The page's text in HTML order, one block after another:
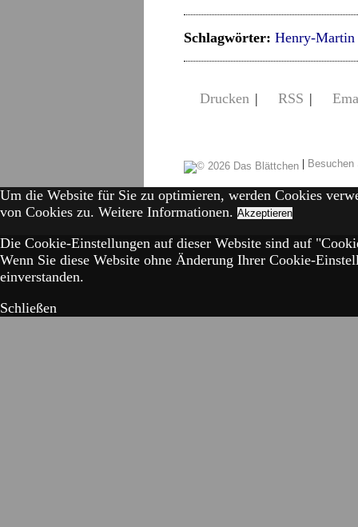
Schlagwörter: Henry-
Drucken | RSS |
|
Um die Website für Sie zu optimieren, werden Cookies
von Cookies zu. Weitere Informationen. Akzeptieren
Die Cookie-Einstellungen auf dieser Website sind auf
Wenn Sie diese Website ohne Änderung Ihrer Cookie-
einverstanden.
Schließen